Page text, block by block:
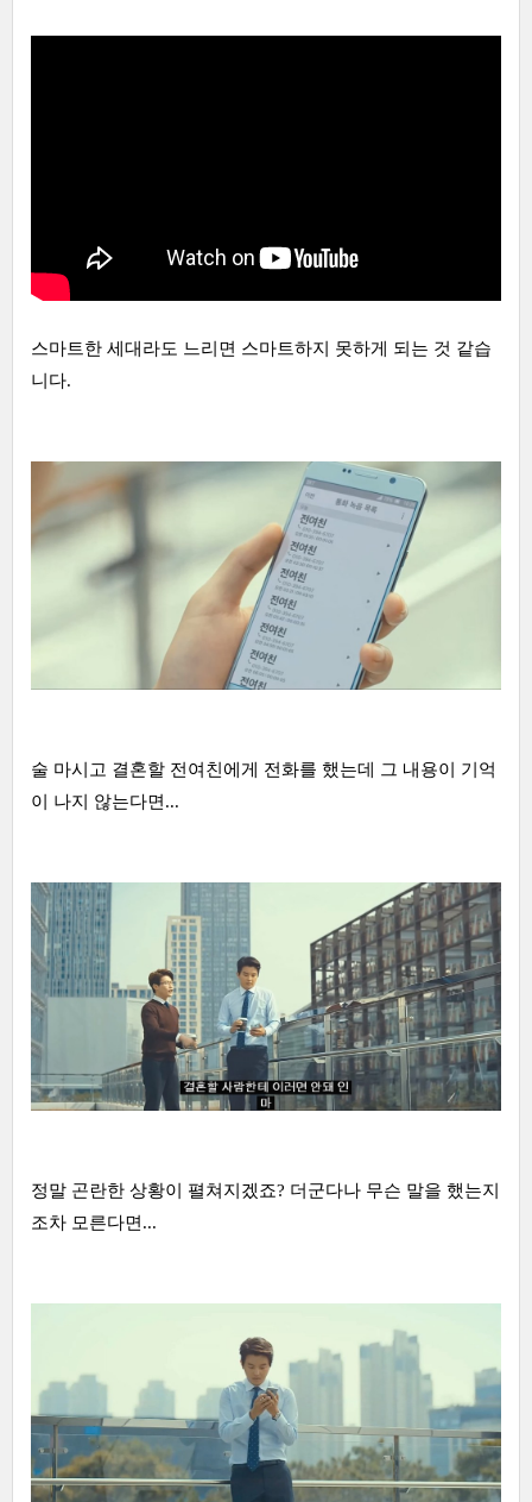
스마트한 세대라도 느리면 스마트하지 못하게 되는 것 같습
니다.
술 마시고 결혼할 전여친에게 전화를 했는데 그 내용이 기억
이 나지 않는다면...
정말 곤란한 상황이 펼쳐지겠죠? 더군다나 무슨 말을 했는지
조차 모른다면...